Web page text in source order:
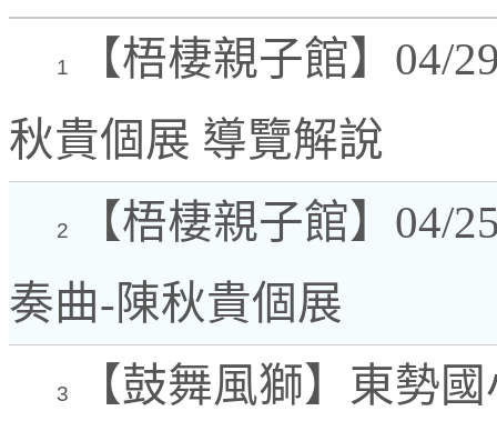
1
【梧棲親子館】04/
秋貴個展 導覽解說
2
【梧棲親子館】04/
奏曲-陳秋貴個展
3 【鼓舞風獅】東勢